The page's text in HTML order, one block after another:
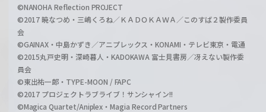
©NANOHA Reflection PROJECT
©2017 暁なつめ・三嶋くろね／ＫＡＤＯＫＡＷＡ／このすば２製作委員
会
©GAINAX・中島かずき／アニプレックス・KONAMI・テレビ東京・電通
©2015丸戸史明・深崎暮人・KADOKAWA 富士見書房／冴えない製作委
員会
©東出祐一郎・TYPE-MOON / FAPC
©2017 プロジェクトラブライブ！サンシャイン!!
©Magica Quartet/Aniplex・Magia Record Partners